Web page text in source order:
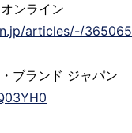
ンライン
articles/-/365065
ブランド ジャパン